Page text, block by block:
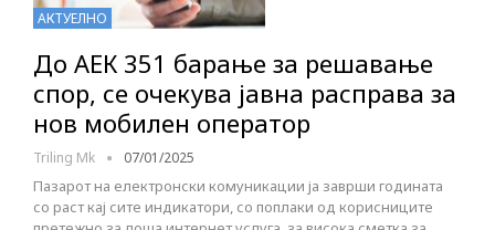
АКТУЕЛНО
До АЕК 351 барање за решавање
спор, се очекува јавна расправа за
нов мобилен оператор
Triling Mk 07/01/2025
Пазарот на електронски комуникации ја заврши годината
со раст кај сите индикатори, со поплаки од корисниците